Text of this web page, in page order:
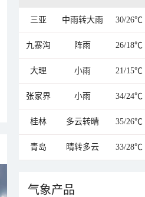
三亚 中雨转大雨 30/26℃
九寨沟 阵雨 26/18℃
大理 小雨 21/15℃
张家界 小雨 34/24℃
桂林 多云转晴 35/26℃
青岛 晴转多云 33/28℃
气象产品